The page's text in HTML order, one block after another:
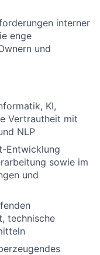
interner
enge
und
KI,
Vertrautheit mit
NLP
Entwicklung
sowie im
und
technische